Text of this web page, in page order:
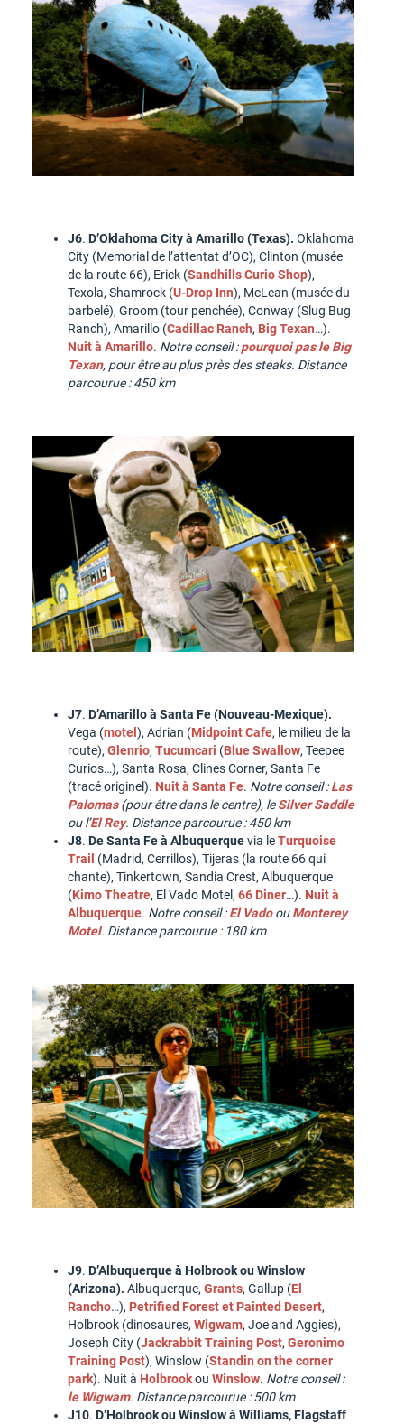
J6. D’Oklahoma City à Amarillo (Texas). Oklahoma
City (Memorial de l’attentat d’OC), Clinton (musée
de la route 66), Erick (Sandhills Curio Shop),
Texola, Shamrock (U-Drop Inn), McLean (musée du
barbelé), Groom (tour penchée), Conway (Slug Bug
Ranch), Amarillo (Cadillac Ranch, Big Texan…).
Nuit à Amarillo. Notre conseil :pourquoi pas le Big
Texan, pour être au plus près des steaks. Distance
parcourue : 450 km
J7. D’Amarillo à Santa Fe (Nouveau-Mexique).
Vega (motel ), Adrian (Midpoint Cafe, le milieu de la
route), Glenrio, Tucumcari (Blue Swallow, Teepee
Curios…), Santa Rosa, Clines Corner, Santa Fe
(tracé originel). Nuit à Santa Fe. Notre conseil :Las
Palomas(pour être dans le centre), leSilver Saddle
ou l’El Rey. Distance parcourue : 450 km
J8. De Santa Fe à Albuquerquevia leTurquoise
Trail (Madrid, Cerrillos), Tijeras (la route 66 qui
chante), Tinkertown, Sandia Crest, Albuquerque
(Kimo Theatre, El Vado Motel, 66 Diner…). Nuit à
Albuquerque. Notre conseil :El VadoouMonterey
Motel. Distance parcourue : 180 km
J9. D’Albuquerque à Holbrook ou Winslow
(Arizona). Albuquerque, Grants, Gallup (El
Rancho…), Petrified Forest et Painted Desert,
Holbrook (dinosaures, Wigwam, Joe and Aggies),
Joseph City (Jackrabbit Training Post, Geronimo
Training Post), Winslow (Standin on the corner
park). Nuit à Holbrookou Winslow. Notre conseil :
le Wigwam. Distance parcourue : 500 km
J10. D’Holbrook ou Winslow à Williams, Flagstaff